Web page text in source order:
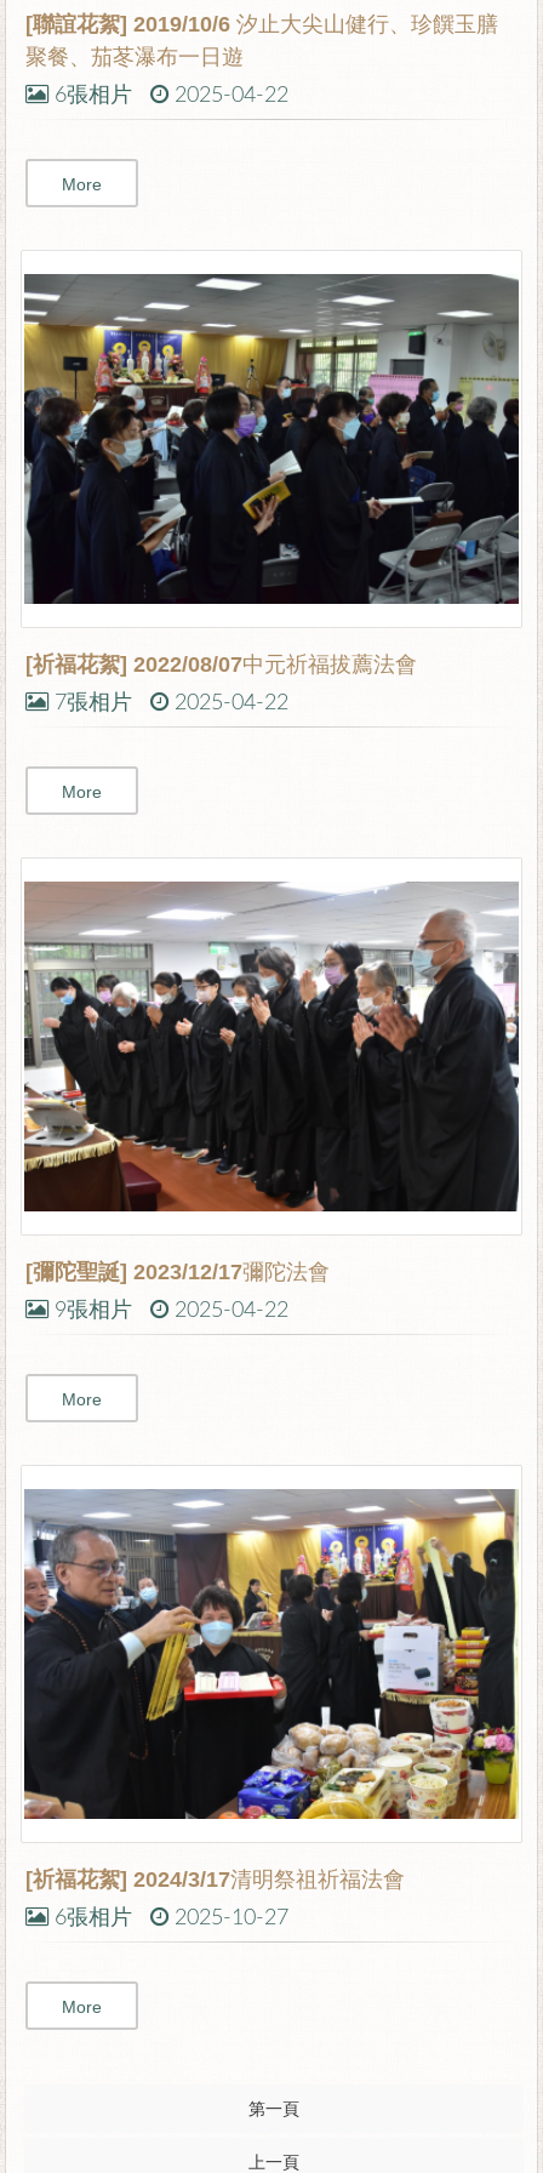
[聯誼花絮] 2019/10/6 汐止大尖山健行、珍饌玉膳
聚餐、茄苳瀑布一日遊
6張相片 2025-04-22
More
[祈福花絮] 2022/08/07中元祈福拔薦法會
7張相片 2025-04-22
More
[彌陀聖誕] 2023/12/17彌陀法會
9張相片 2025-04-22
More
[祈福花絮] 2024/3/17清明祭祖祈福法會
6張相片 2025-10-27
More
第一頁
上一頁